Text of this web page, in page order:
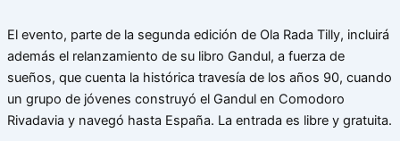
El evento, parte de la segunda edición de Ola Rada Tilly, incluirá
además el relanzamiento de su libro Gandul, a fuerza de
sueños, que cuenta la histórica travesía de los años 90, cuando
un grupo de jóvenes construyó el Gandul en Comodoro
Rivadavia y navegó hasta España. La entrada es libre y gratuita.